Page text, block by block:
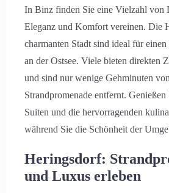
In Binz finden Sie eine Vielzahl von
Eleganz und Komfort vereinen. Die
charmanten Stadt sind ideal für
an der Ostsee. Viele bieten direkten
und sind nur wenige Gehminuten
Strandpromenade entfernt. Genießen
Suiten und die hervorragenden
während Sie die Schönheit der
Heringsdorf:
und Luxus erleben